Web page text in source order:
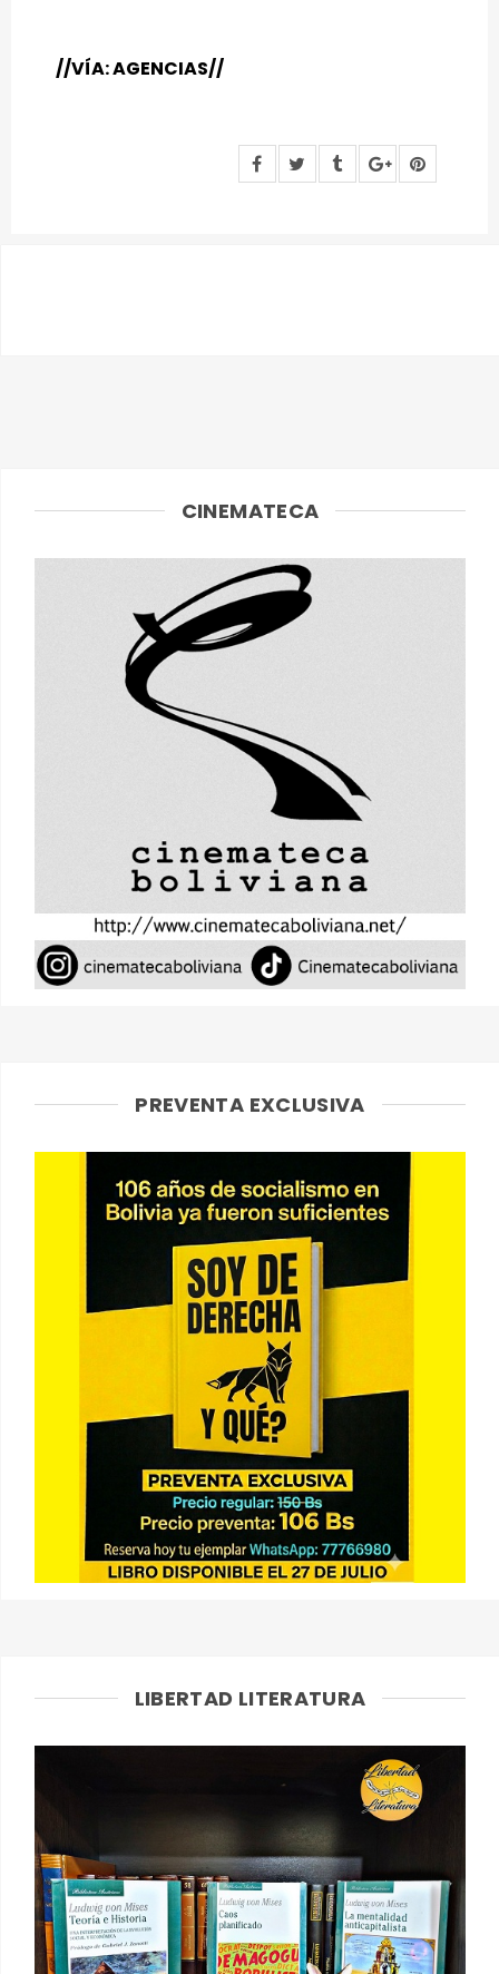
//VÍA: AGENCIAS//
CINEMATECA
PREVENTA EXCLUSIVA
LIBERTAD LITERATURA